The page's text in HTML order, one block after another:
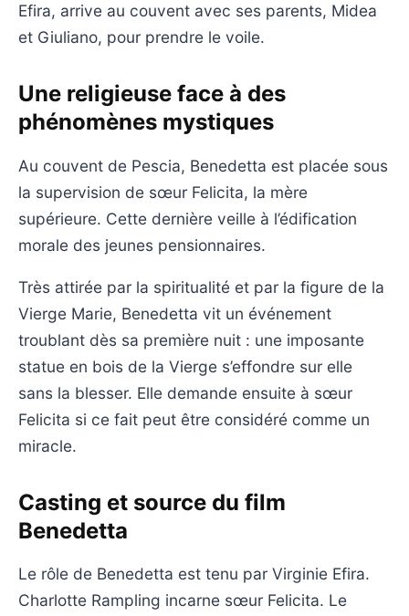
Efira, arrive au couvent avec ses parents, Midea
et Giuliano, pour prendre le voile.
Une religieuse face à des
phénomènes mystiques
Au couvent de Pescia, Benedetta est placée sous
la supervision de sœur Felicita, la mère
supérieure. Cette dernière veille à l’édification
morale des jeunes pensionnaires.
Très attirée par la spiritualité et par la figure de la
Vierge Marie, Benedetta vit un événement
troublant dès sa première nuit : une imposante
statue en bois de la Vierge s’effondre sur elle
sans la blesser. Elle demande ensuite à sœur
Felicita si ce fait peut être considéré comme un
miracle.
Casting et source du film
Benedetta
Le rôle de Benedetta est tenu par Virginie Efira.
Charlotte Rampling incarne sœur Felicita. Le